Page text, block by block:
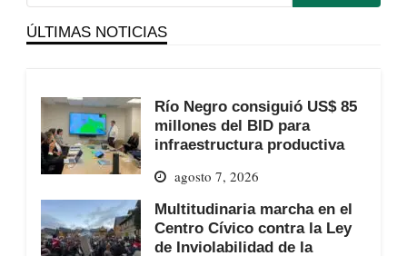
ÚLTIMAS NOTICIAS
Río Negro consiguió US$ 85
millones del BID para
infraestructura productiva
agosto 7, 2026
Multitudinaria marcha en el
Centro Cívico contra la Ley
de Inviolabilidad de la